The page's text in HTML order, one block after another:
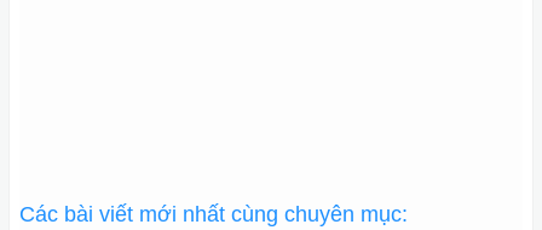
Các bài viết mới nhất cùng chuyên mục: